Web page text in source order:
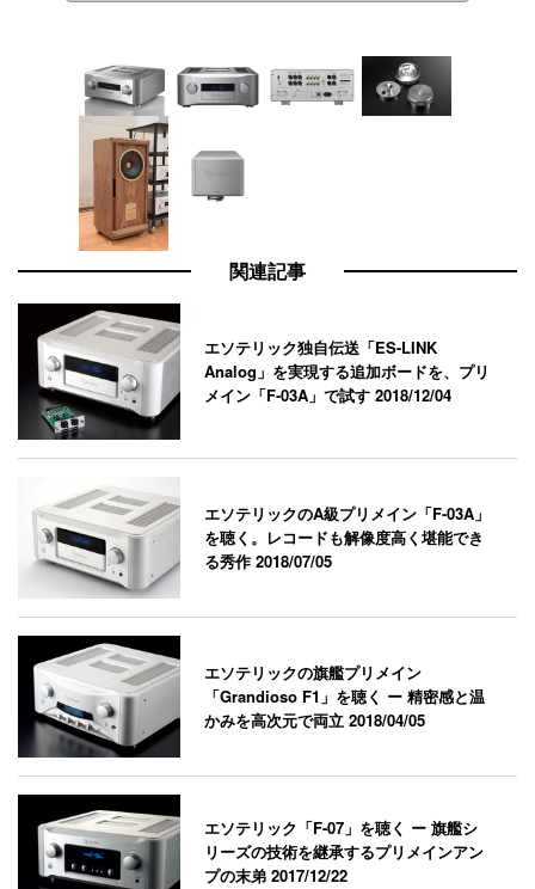
関連記事
エソテリック独自伝送「ES-LINK
Analog」を実現する追加ボードを、プリ
メイン「F-03A」で試す2018/12/04
エソテリックのA級プリメイン「F-03A」
を聴く。レコードも解像度高く堪能でき
る秀作2018/07/05
エソテリックの旗艦プリメイン
「Grandioso F1」を聴く ー 精密感と温
かみを高次元で両立2018/04/05
エソテリック「F-07」を聴く ー 旗艦シ
リーズの技術を継承するプリメインアン
プの末弟2017/12/22